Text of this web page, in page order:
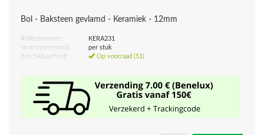
Bol - Baksteen gevlamd - Keramiek - 12mm
Artikelnummer:
KERA231
Verkoopseenheid:
per stuk
Beschikbaarheid:
Op voorraad (51)